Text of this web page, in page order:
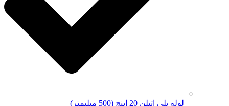
لوله پلی اتیلن 20 اینچ (500 میلیمتر)